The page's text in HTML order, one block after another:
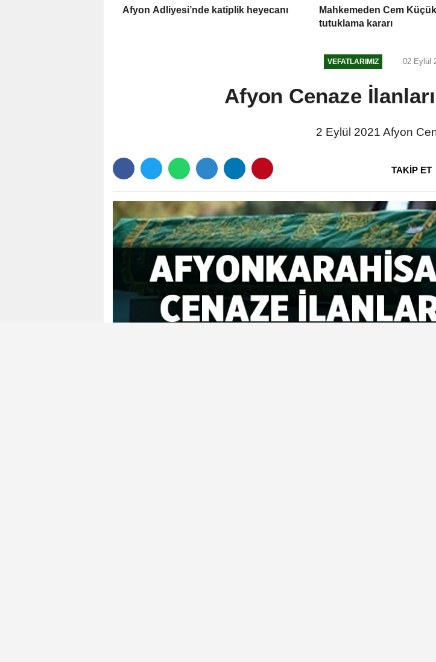
Afyon Adliyesi’nde katiplik heyecanı
Mahkemeden Cem
tutuklama kararı
VEFATLARIMIZ 02 Eylül
Afyon Cenaze
2 Eylül 2021 Afyon
TAKİP ET